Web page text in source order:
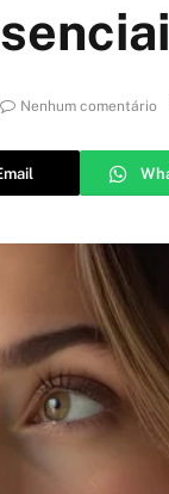
Nenhum comentário